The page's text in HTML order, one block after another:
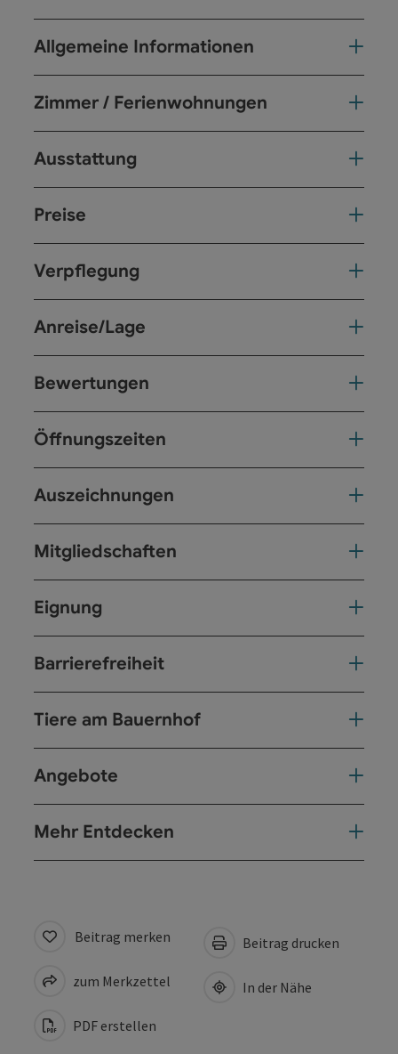
Allgemeine Informationen
Zimmer / Ferienwohnungen
Ausstattung
Preise
Verpflegung
Anreise/Lage
Bewertungen
Öffnungszeiten
Auszeichnungen
Mitgliedschaften
Eignung
Barrierefreiheit
Tiere am Bauernhof
Angebote
Mehr Entdecken
Beitrag merken
zum Merkzettel
PDF erstellen
Beitrag drucken
In der Nähe